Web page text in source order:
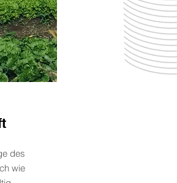
des
wie